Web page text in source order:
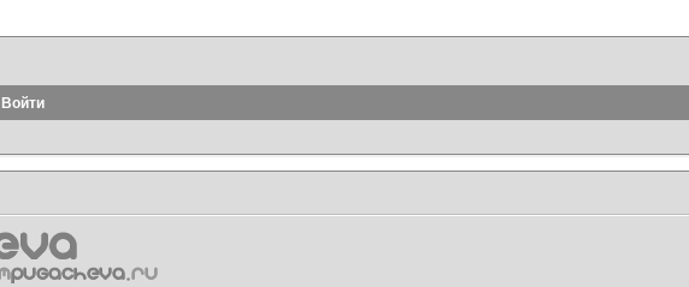
Войти